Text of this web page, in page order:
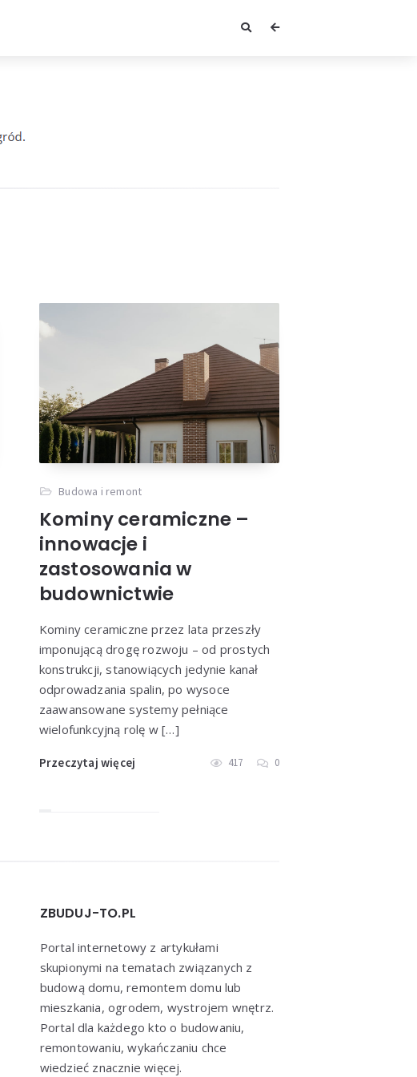
Budowa i remont
Kominy ceramiczne –
innowacje i
zastosowania w
budownictwie
Kominy ceramiczne przez lata przeszły
imponującą drogę rozwoju – od prostych
konstrukcji, stanowiących jedynie kanał
odprowadzania spalin, po wysoce
zaawansowane systemy pełniące
wielofunkcyjną rolę w […]
Przeczytaj więcej 417 0
ZBUDUJ-TO.PL
Portal internetowy z artykułami
skupionymi na tematach związanych z
budową domu, remontem domu lub
mieszkania, ogrodem, wystrojem wnętrz.
Portal dla każdego kto o budowaniu,
remontowaniu, wykańczaniu chce
wiedzieć znacznie więcej.